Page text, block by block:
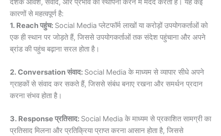
कारणों से महत्वपूर्ण है:
1. Reach पहुंच: Social Media प्लेटफॉर्म लाखों या करोड़ों उपयोगकर्ताओं को
एक ही स्थान पर जोड़ते हैं, जिससे उपयोगकर्ताओं तक संदेश पहुंचाना और अपने
ब्रांड की पहुंच बढ़ाना सरल होता है।
2. Conversation संवाद: Social Media के माध्यम से व्यापार सीधे अपने
ग्राहकों से संवाद कर सकते हैं, जिससे संबंध बनाए रखना और समर्थन प्रदान
करना संभव होता है।
3. Response प्रतिसाद: Social Media के माध्यम से प्रकाशित सामग्री का
प्रतिसाद मिलना और प्रतिक्रिया प्राप्त करना आसान होता है, जिससे